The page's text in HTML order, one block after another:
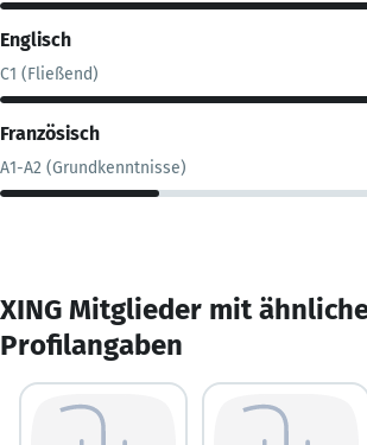
Englisch
C1 (Fließend)
Französisch
A1-A2 (Grundkenntnisse)
XING Mitglieder mit
Profilangaben